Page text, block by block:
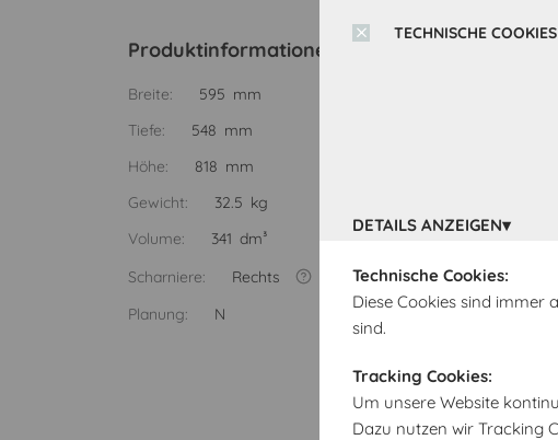
TECHNISCHE COOKIES
DETAILS ANZEIGEN
Technische Cookies:
Diese Cookies sind immer
sind.
Tracking Cookies:
Um unsere Website
Dazu nutzen wir Tracking
Produktinformationen
Breite:
595 mm
Tiefe:
548 mm
Höhe:
818 mm
Gewicht:
32.5 kg
Volume:
341 dm³
Scharniere:
Rechts
Planung:
N